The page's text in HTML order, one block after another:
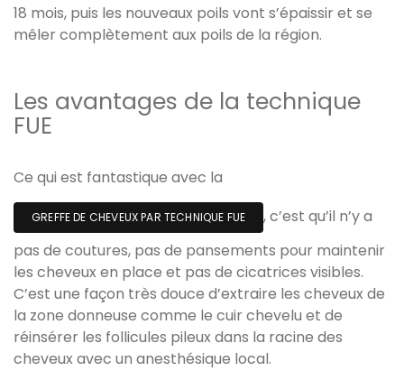
18 mois, puis les nouveaux poils vont s’épaissir et se
mêler complètement aux poils de la région.
Les avantages de la technique
FUE
Ce qui est fantastique avec la
GREFFE DE CHEVEUX PAR TECHNIQUE FUE
, c’est qu’il n’y a
pas de coutures, pas de pansements pour maintenir
les cheveux en place et pas de cicatrices visibles.
C’est une façon très douce d’extraire les cheveux de
la zone donneuse comme le cuir chevelu et de
réinsérer les follicules pileux dans la racine des
cheveux avec un anesthésique local.